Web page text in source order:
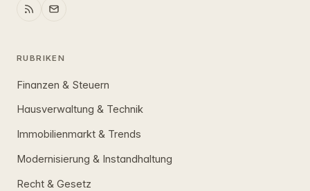
RUBRIKEN
Finanzen & Steuern
Hausverwaltung & Technik
Immobilienmarkt & Trends
Modernisierung & Instandhaltung
Recht & Gesetz